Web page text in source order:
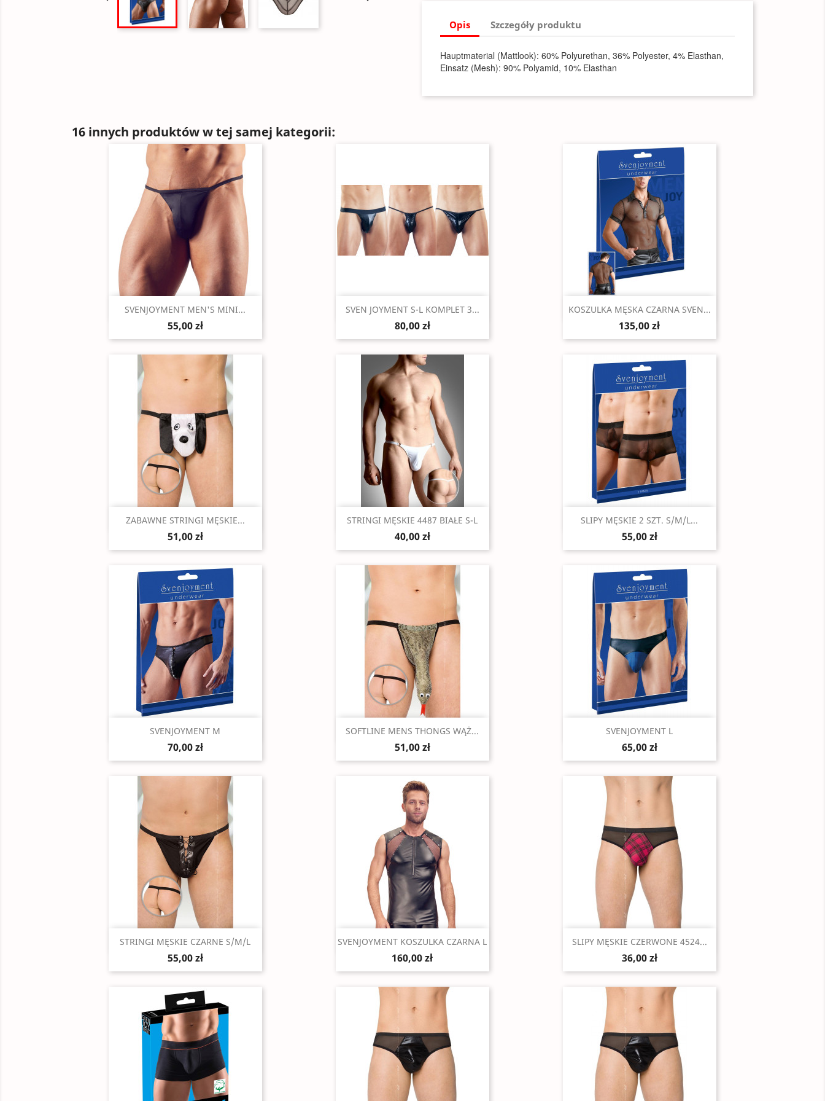
Opis Szczegóły produktu
Hauptmaterial (Mattlook): 60% Polyurethan, 36% Polyester, 4% Elasthan,
Einsatz (Mesh): 90% Polyamid, 10% Elasthan
16 innych produktów w tej samej kategorii:
Szybki podgląd
SVENJOYMENT MEN'S MINI...
55,00 zł
Szybki podgląd
SVEN JOYMENT S-L KOMPLET 3...
80,00 zł
Szybki podgląd
KOSZULKA MĘSKA CZARNA SVEN...
135,00 zł
Szybki podgląd
ZABAWNE STRINGI MĘSKIE...
51,00 zł
 Szybki podgląd
STRINGI MĘSKIE 4487 BIAŁE S-L
40,00 zł
Szybki podgląd
SLIPY MĘSKIE 2 SZT. S/M/L...
55,00 zł
Szybki podgląd
SVENJOYMENT M
70,00 zł
Szybki podgląd
SOFTLINE MENS THONGS WĄŻ...
51,00 zł
Szybki podgląd
SVENJOYMENT L
65,00 zł
 Szybki podgląd
STRINGI MĘSKIE CZARNE S/M/L
55,00 zł
Szybki podgląd
SVENJOYMENT KOSZULKA CZARNA L
160,00 zł
Szybki podgląd
SLIPY MĘSKIE CZERWONE 4524...
36,00 zł